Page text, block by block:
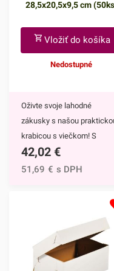
28,5x20,5x9,5 cm
Vložiť do košíka
Nedostupné
Oživte svoje lahodné
zákusky s našou
krabicou s viečkom! S
rozmermi 28,5x20,5x9,5 cm
poskytuje dostatok priestoru
viečkom, čo zabezpečuje
lepšiu ochranu a dlhšiu
čerstvosť vašich výrobkov.
42,02 €
51,69 € s DPH